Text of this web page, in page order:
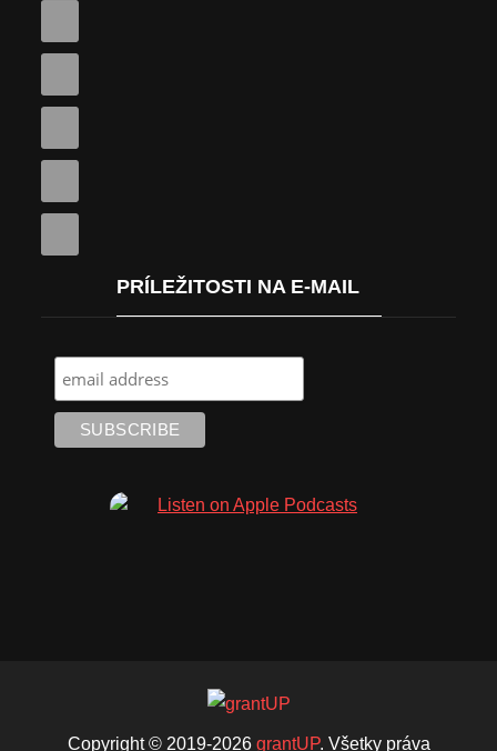
PRÍLEŽITOSTI NA E-MAIL
Copyright © 2019-2026 grantUP. Všetky práva